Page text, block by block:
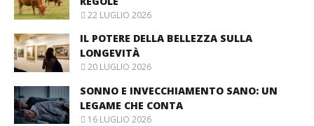
22 LUGLIO 2026
IL POTERE DELLA BELLEZZA SULLA
LONGEVITÀ
20 LUGLIO 2026
SONNO E INVECCHIAMENTO SANO: UN
LEGAME CHE CONTA
16 LUGLIO 2026